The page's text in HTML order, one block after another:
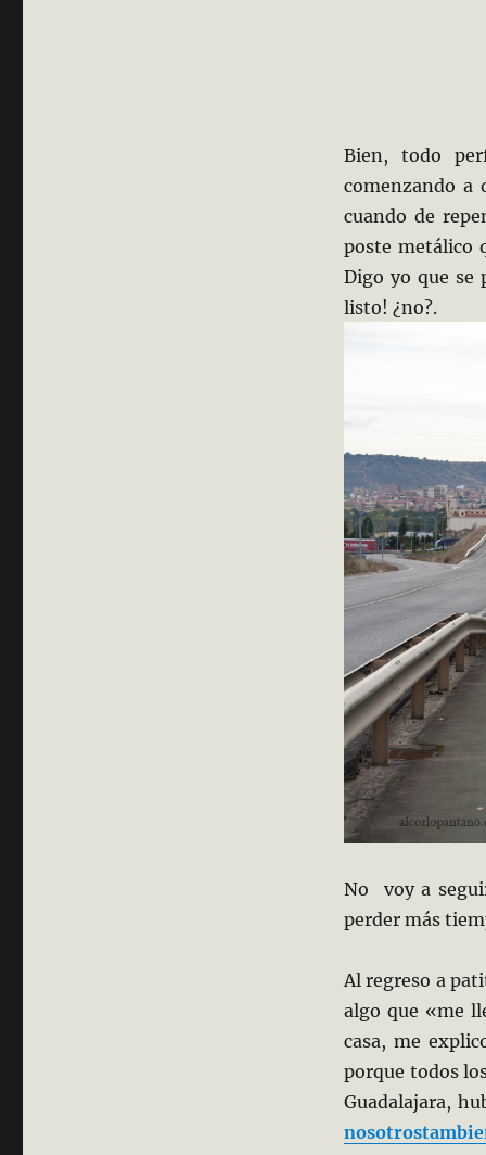
Bien, todo
comenzando a
cuando de
poste metálico
Digo yo que se
listo! ¿no?.
No voy a
perder más
Al regreso a
algo que «me
casa, me
porque todos
Guadalajara,